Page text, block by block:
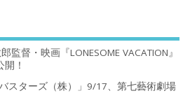
監督・映画『LONESOME VACATION』
！
スターズ（株）」9/17、第七藝術劇場